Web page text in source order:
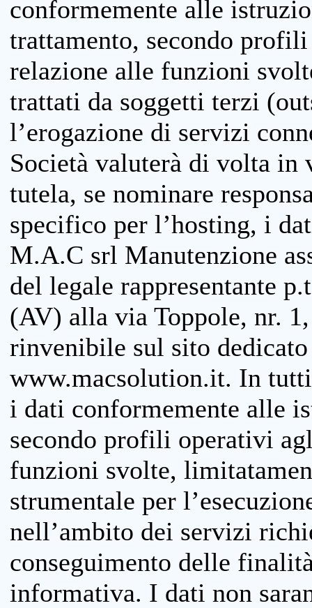
conformemente alle
trattamento, secondo
relazione alle funzioni
trattati da soggetti terzi
l’erogazione di servizi
Società valuterà di volta in
tutela, se nominare
specifico per l’hosting, i
M.A.C srl Manutenzione
del legale rappresentante
(AV) alla via Toppole, nr.
rinvenibile sul sito
www.macsolution.it. In
i dati conformemente alle
secondo profili operativi
funzioni svolte,
strumentale per
nell’ambito dei servizi
conseguimento delle
informativa. I dati non